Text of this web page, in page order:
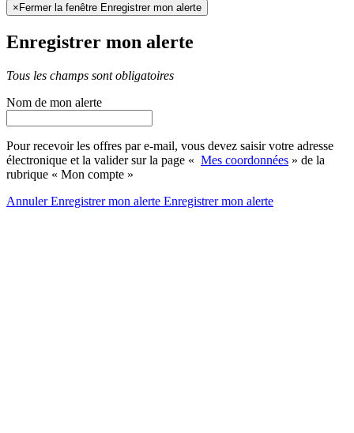
× Fermer la fenêtre Enregistrer mon alerte
Enregistrer mon alerte
Tous les champs sont obligatoires
Nom de mon alerte
Pour recevoir les offres par e-mail, vous devez saisir votre adresse
électronique et la valider sur la page « Mes coordonnées » de la
rubrique « Mon compte »
AnnulerEnregistrer mon alerte Enregistrermon alerte